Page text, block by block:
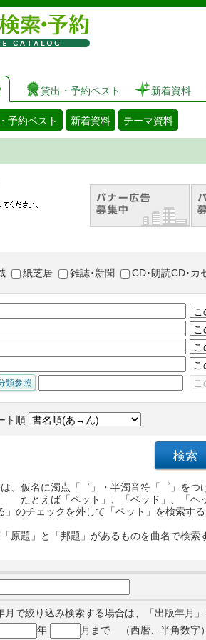
図書館 蔵書検索・予
貸出・予約ベスト 新着資料
予約ベスト 新着資料 テーマ資料
ができます。 広告(バナー広
紙芝居 雑誌･新聞 CD･朗読CD･カ
ト順
、仮名に濁点「゛」・半濁音符「゜」をつ
たとえば「ペット」、「ベッド」、「ヘ
」のチェックを外して「ペット」を検索す
原題」と「邦題」があるものを曲名で検索
で絞り込み検索する場合は、「出版年月
年 月まで （西暦、半角数字）